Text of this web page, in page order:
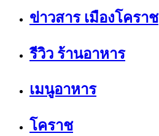
ข่าวสาร เมืองโคราช
รีวิว ร้านอาหาร
เมนูอาหาร
โคราช